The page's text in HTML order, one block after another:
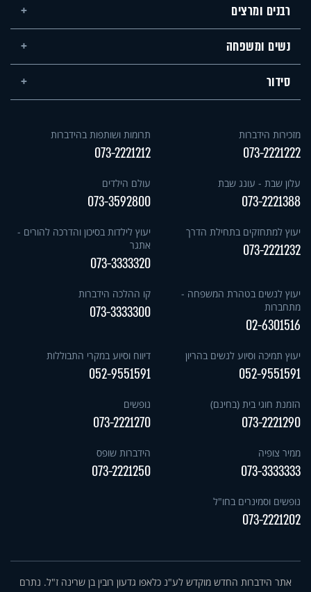
רבנים ומרצים
נשים ומשפחה
סידור
מזכירות הידברות
073-2221222
תרומות ושותפות בהידברות
073-2221212
עלון שבת - עונג שבת
073-2221388
עולם הילדים
073-3592800
יעוץ למתחזקים בתחילת הדרך
073-2221232
יעוץ לילדות בסיכון והדרכה להורים -
אתגר
073-3333320
יעוץ לנשים בטהרת המשפחה -
מתחברות
02-6301516
קו ההלכה הידברות
073-3333300
יעוץ תמיכה וסיוע לנשים בהריון
052-9551591
דיווח וסיוע במקרי התבוללות
052-9551591
הזמנת חוגי בית (בחינם)
073-2221290
נופשים
073-2221270
ממיר צופיה
073-3333333
הידברות שופס
073-2221250
נופשים וסמינרים בחו"ל
073-2221202
אתר הידברות החדש מוקדש לע"נ כלאפו גדעון רובין בן שרינה ז"ל. נתרם